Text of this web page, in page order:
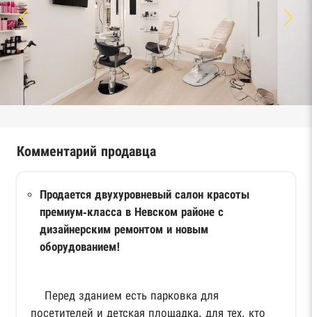
Комментарий продавца
Продается двухуровневый салон красоты
премиум-класса в Невском районе с
дизайнерским ремонтом и новым
оборудованием!
Перед зданием есть парковка для
посетителей и детская площадка, для тех, кто